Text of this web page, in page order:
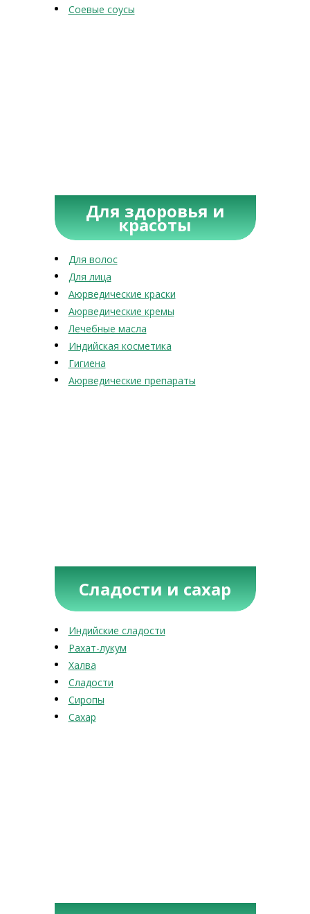
Соевые соусы
Для здоровья и
красоты
Для волос
Для лица
Аюрведические краски
Аюрведические кремы
Лечебные масла
Индийская косметика
Гигиена
Аюрведические препараты
Сладости и сахар
Индийские сладости
Рахат-лукум
Халва
Сладости
Сиропы
Сахар